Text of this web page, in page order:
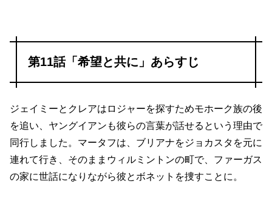
第11話「希望と共に」あらすじ
ジェイミーとクレアはロジャーを探すためモホーク族の後
を追い、ヤングイアンも彼らの言葉が話せるという理由で
同行しました。マータフは、ブリアナをジョカスタを元に
連れて行き、そのままウィルミントンの町で、ファーガス
の家に世話になりながら彼とボネットを捜すことに。